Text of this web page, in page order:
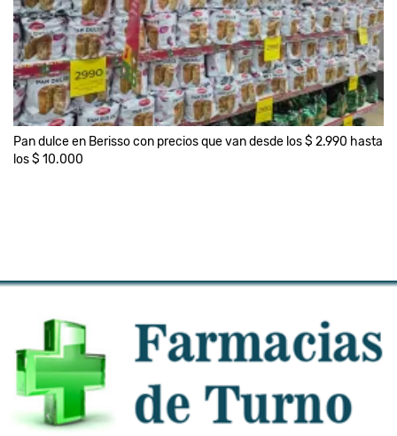
Pan dulce en Berisso con precios que van desde los $ 2.990 hasta
los $ 10.000